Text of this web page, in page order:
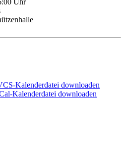
Uhr
Kalenderdatei downloaden
Kalenderdatei downloaden